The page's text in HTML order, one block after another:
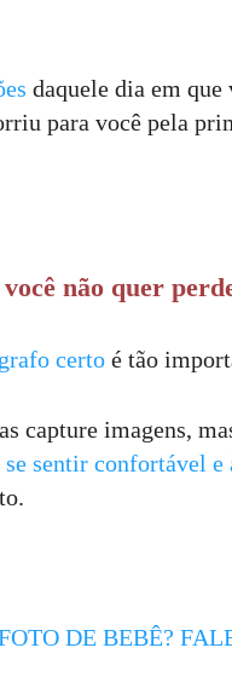
daquele dia em
para você pela
você não quer
certo é tão
capture imagens,
sentir confortável e
DE BEBÊ?